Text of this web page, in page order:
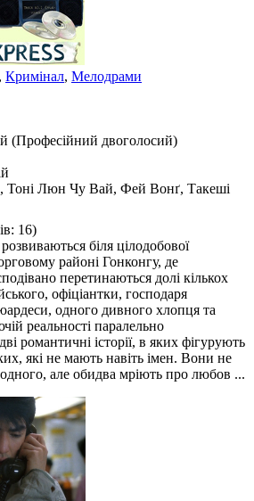
Кримінал, Мелодрами
(Професійний двоголосий)
Тоні Люн Чу Вай, Фей Вонґ, Такеші
16)
біля цілодобової
районі Гонконгу, де
перетинаються долі кількох
офіціантки, господаря
одного дивного хлопця та
реальності паралельно
романтичні історії, в яких фігурують
які не мають навіть імен. Вони не
але обидва мріють про любов ...